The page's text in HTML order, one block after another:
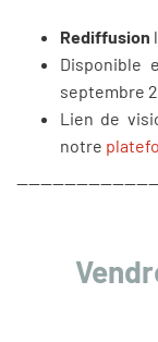
Rediffusion
Disponible
septembre
Lien de
notre